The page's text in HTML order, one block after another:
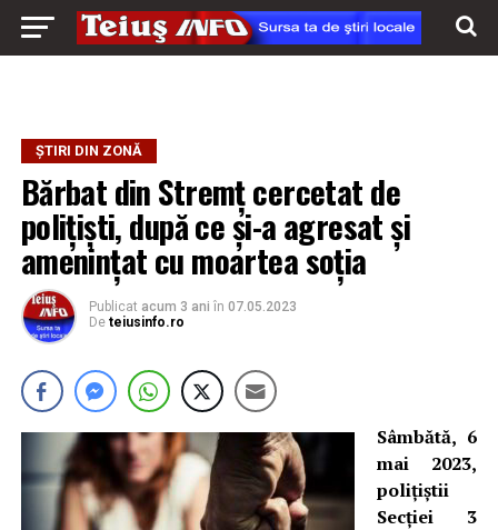
ȘTIRI DIN ZONĂ
Bărbat din Stremț cercetat de
polițiști, după ce și-a agresat și
amenințat cu moartea soția
Publicat acum 3 ani în 07.05.2023
De teiusinfo.ro
Sâmbătă, 6
mai 2023,
polițiștii
Secției 3